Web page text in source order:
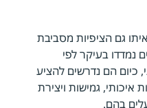
גם הציפיות מסביבת
בעיקר לפי
כיום הם נדרשים להציע
איכותי, גמישות ויצירת
בהם.